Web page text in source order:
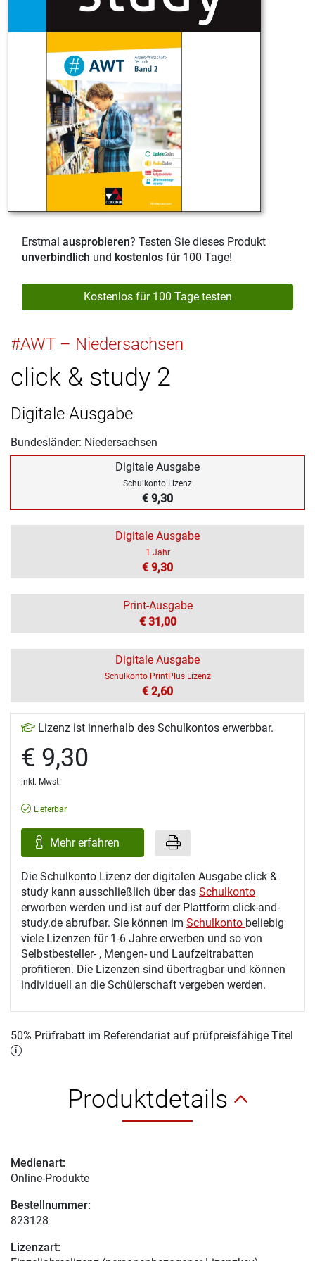
Erstmal ausprobieren? Testen Sie dieses Produkt
unverbindlich und kostenlos für 100 Tage!
Kostenlos für 100 Tage testen
#AWT – Niedersachsen
click & study 2
Digitale Ausgabe
Bundesländer: Niedersachsen
Digitale Ausgabe
Schulkonto Lizenz
€ 9,30
Digitale Ausgabe
1 Jahr
€ 9,30
Print-Ausgabe
€ 31,00
Digitale Ausgabe
Schulkonto PrintPlus Lizenz
€ 2,60
Lizenz ist innerhalb des Schulkontos erwerbbar.
€ 9,30
inkl. Mwst.
Lieferbar
Mehr erfahren
Die Schulkonto Lizenz der digitalen Ausgabe click &
study kann ausschließlich über das Schulkonto
erworben werden und ist auf der Plattform click-and-
study.de abrufbar. Sie können im Schulkonto beliebig
viele Lizenzen für 1-6 Jahre erwerben und so von
Selbstbesteller- , Mengen- und Laufzeitrabatten
profitieren. Die Lizenzen sind übertragbar und können
individuell an die Schülerschaft vergeben werden.
50% Prüfrabatt im Referendariat auf prüfpreisfähige Titel
Produktdetails
Medienart:
Online-Produkte
Bestellnummer:
823128
Lizenzart: